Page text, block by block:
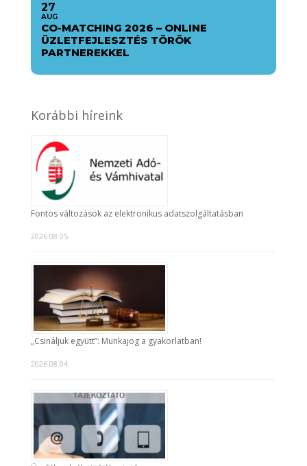
27
AUG
CO-MATCHING 2026 – ONLINE
ÜZLETFEJLESZTÉS TÖRÖK
PARTNEREKKEL
Korábbi híreink
Fontos változások az elektronikus adatszolgáltatásban
2026.08.05.
„Csináljuk együtt”: Munkajog a gyakorlatban!
2026.08.04.